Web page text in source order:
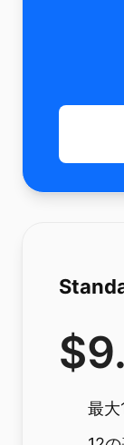
$
最